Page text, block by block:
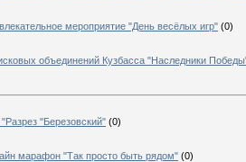
мероприятие "День весёлых игр" (0)
объединений Кузбасса "Наследники
"Березовский" (0)
марафон "Так просто быть рядом" (0)